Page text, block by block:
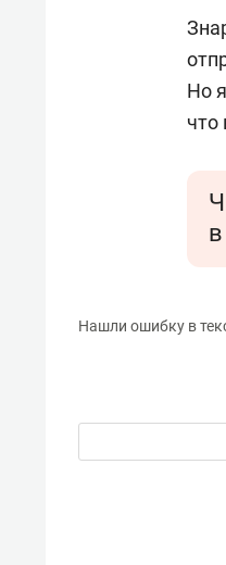
Но
что
Нашли ошибку в